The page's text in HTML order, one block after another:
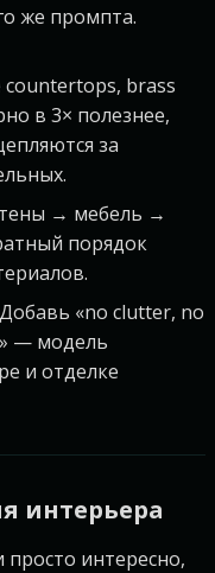
же промпта.
countertops, brass
в 3× полезнее,
за
→ мебель →
порядок
Добавь «no clutter, no
— модель
и отделке
интерьера
интересно,